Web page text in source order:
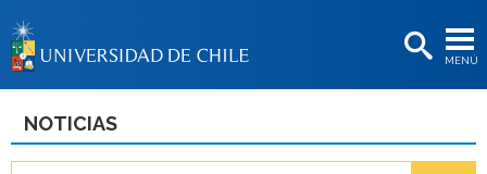
MENÚ
BIBLIOTECAS
NOTICIAS